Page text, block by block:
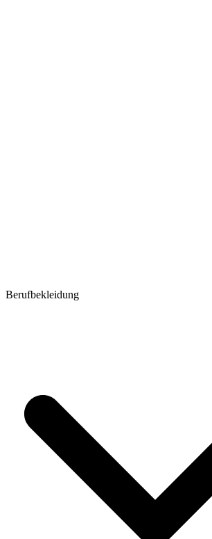
Berufbekleidung